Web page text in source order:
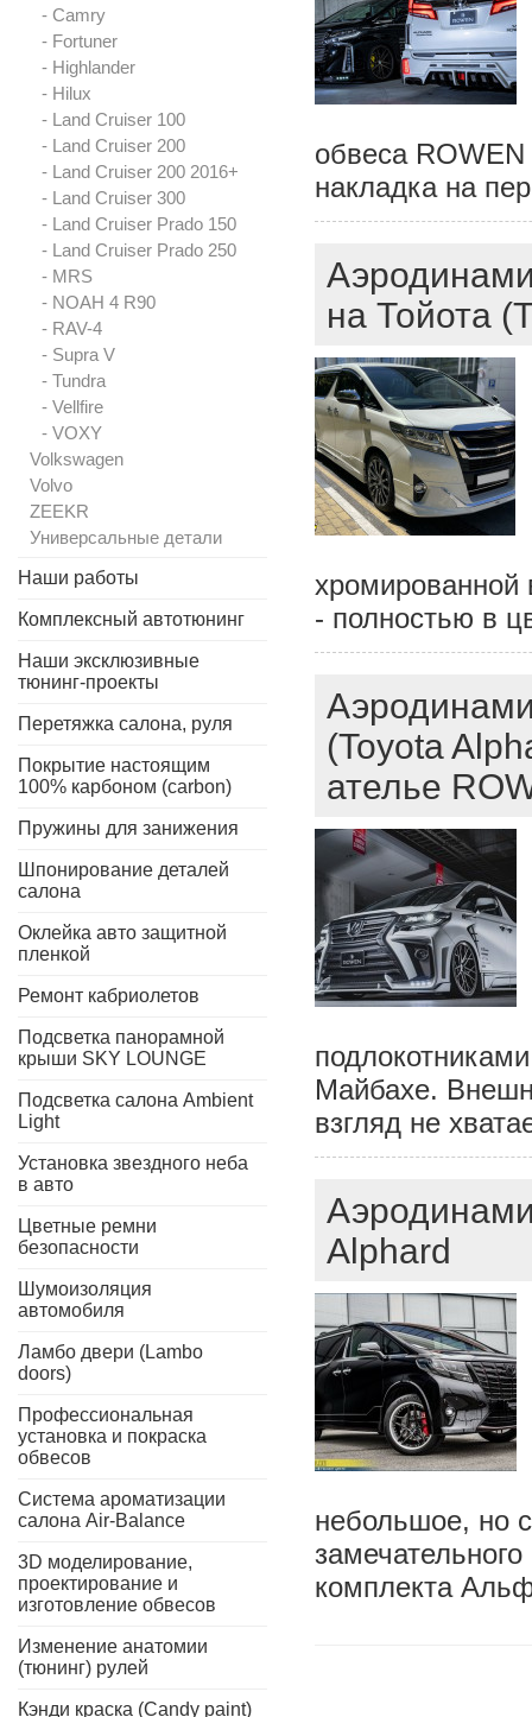
- Camry
- Fortuner
- Highlander
- Hilux
- Land Cruiser 100
- Land Cruiser 200
- Land Cruiser 200 2016+
- Land Cruiser 300
- Land Cruiser Prado 150
- Land Cruiser Prado 250
- MRS
- NOAH 4 R90
- RAV-4
- Supra V
- Tundra
- Vellfire
- VOXY
Volkswagen
Volvo
ZEEKR
Универсальные детали
Наши работы
Комплексный автотюнинг
Наши эксклюзивные
тюнинг-проекты
Перетяжка салона, руля
Покрытие настоящим
100% карбоном (carbon)
Пружины для занижения
Шпонирование деталей
салона
Оклейка авто защитной
пленкой
Ремонт кабриолетов
Подсветка панорамной
крыши SKY LOUNGE
Подсветка салона Ambient
Light
Установка звездного неба
в авто
Цветные ремни
безопасности
Шумоизоляция
автомобиля
Ламбо двери (Lambo
doors)
Профессиональная
установка и покраска
обвесов
Система ароматизации
салона Air-Balance
3D моделирование,
проектирование и
изготовление обвесов
Изменение анатомии
(тюнинг) рулей
Кэнди краска (Candy paint)
обвеса
накладка на
на Тойота
хромированной
- полностью в
(Toyota
ателье
Майбахе.
взгляд не
Alphard
небольшое, но
комплекта